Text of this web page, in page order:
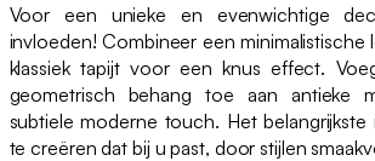
Voor een unieke en evenwichtige
invloeden! Combineer een minimalistische
klassiek tapijt voor een knus effect.
geometrisch behang toe aan antieke
subtiele moderne touch. Het
te creëren dat bij u past, door stijlen